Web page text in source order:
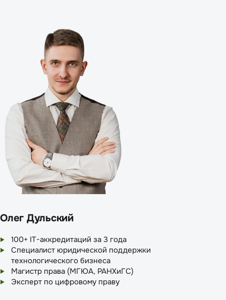
Олег Дульский
100+ IT-аккредитаций за 3 года
Специалист юридической поддержки
технологического бизнеса
Магистр права (МГЮА, РАНХиГС)
Эксперт по цифровому праву